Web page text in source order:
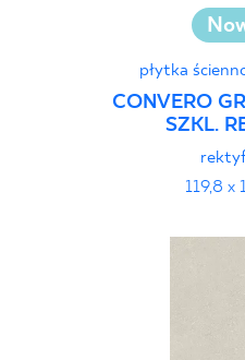
płytka
CONVERO
SZKL.
119,8 x